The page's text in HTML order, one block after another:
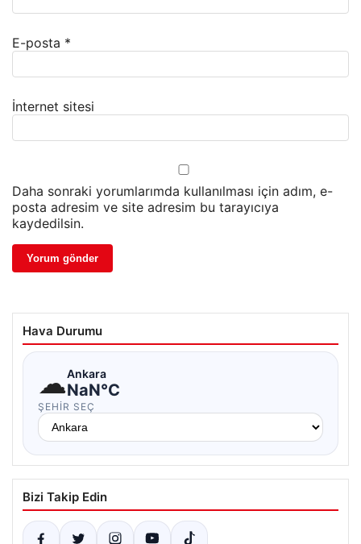
E-posta *
İnternet sitesi
Daha sonraki yorumlarımda kullanılması için adım, e-
posta adresim ve site adresim bu tarayıcıya
kaydedilsin.
Hava Durumu
☁Ankara
NaN°C
ŞEHIR SEÇ
Bizi Takip Edin